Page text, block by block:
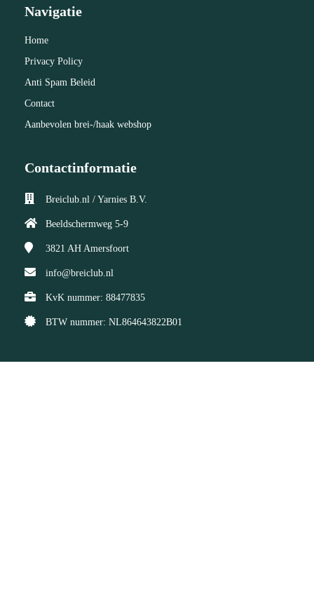
Navigatie
Home
Privacy Policy
Anti Spam Beleid
Contact
Aanbevolen brei-/haak webshop
Contactinformatie
Breiclub.nl / Yarnies B.V.
Beeldschermweg 5-9
3821 AH Amersfoort
info@breiclub.nl
KvK nummer: 88477835
BTW nummer: NL864643822B01